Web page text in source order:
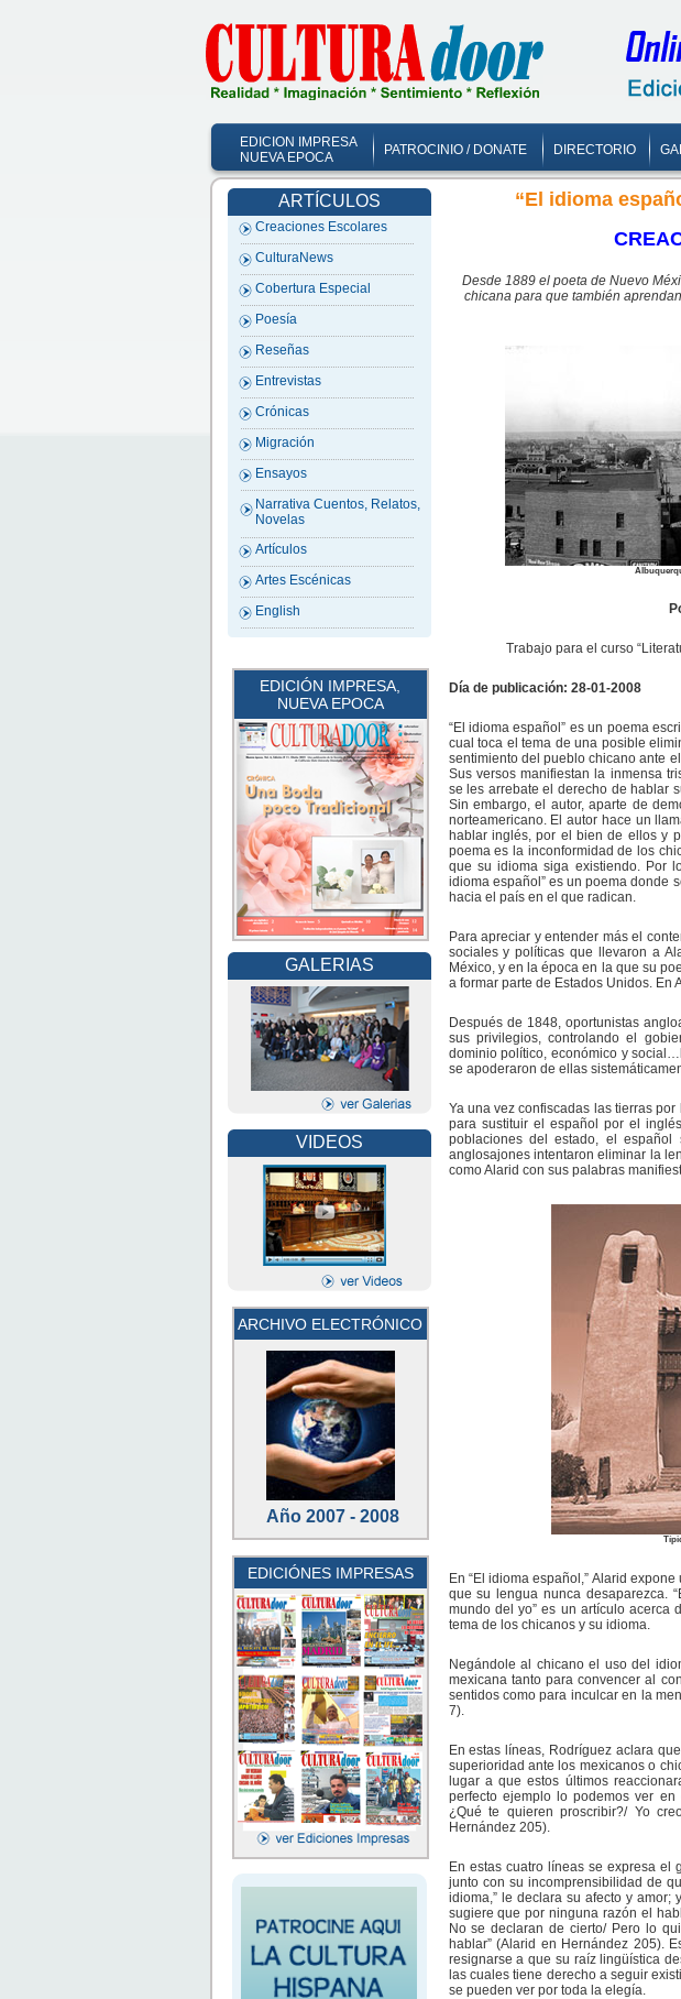
EDICION IMPRESA
NUEVA EPOCA
PATROCINIO / DONATE DIRECTORIO
ARTÍCULOS
Creaciones Escolares
CulturaNews
Cobertura Especial
Poesía
Reseñas
Entrevistas
Crónicas
Migración
Ensayos
Narrativa Cuentos, Relatos,
Novelas
Artículos
Artes Escénicas
English
EDICIÓN IMPRESA,
NUEVA EPOCA
GALERIAS
VIDEOS
ARCHIVO ELECTRÓNICO
Año 2007 - 2008
EDICIÓNES IMPRESAS
“El idioma
Desde 1889 el poeta de Nuevo
chicana para que también
Trabajo para el curso
Día de publicación: 28-01-2008
“El idioma español” es un poema
cual toca el tema de una posible
sentimiento del pueblo chicano ante
Sus versos manifiestan la inmensa
se les arrebate el derecho de hablar
Sin embargo, el autor, aparte de
norteamericano. El autor hace un
hablar inglés, por el bien de ellos y
poema es la inconformidad de los
que su idioma siga existiendo. Por
idioma español” es un poema donde
hacia el país en el que radican.
Para apreciar y entender más el
sociales y políticas que llevaron a
México, y en la época en la que su
a formar parte de Estados Unidos. En
Después de 1848, oportunistas
sus privilegios, controlando el
dominio político, económico y
se apoderaron de ellas
Ya una vez confiscadas las tierras
para sustituir el español por el
poblaciones del estado, el
anglosajones intentaron eliminar la
como Alarid con sus palabras
En “El idioma español,” Alarid
que su lengua nunca desaparezca.
mundo del yo” es un artículo acerca
tema de los chicanos y su idioma.
Negándole al chicano el uso del
mexicana tanto para convencer al
sentidos como para inculcar en la
7).
En estas líneas, Rodríguez aclara
superioridad ante los mexicanos o
lugar a que estos últimos
perfecto ejemplo lo podemos ver en
¿Qué te quieren proscribir?/ Yo
Hernández 205).
En estas cuatro líneas se expresa el
junto con su incomprensibilidad de
idioma,” le declara su afecto y
sugiere que por ninguna razón el
No se declaran de cierto/ Pero lo
hablar” (Alarid en Hernández 205).
resignarse a que su raíz lingüística
las cuales tiene derecho a seguir
se pueden ver por toda la elegía.